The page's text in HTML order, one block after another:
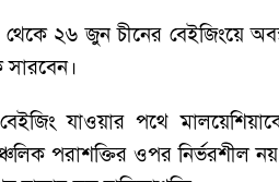
থেকে ২৬ জুন চীনের বেইজিংয়ে
সারবেন।
যাওয়ার পথে
পরাশক্তির ওপর নির্ভরশীল নয়।